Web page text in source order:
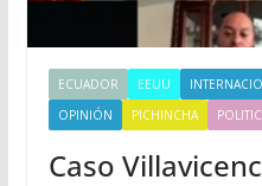
ECUADOR EEUU
OPINIÓN
PICHINCHA
Caso